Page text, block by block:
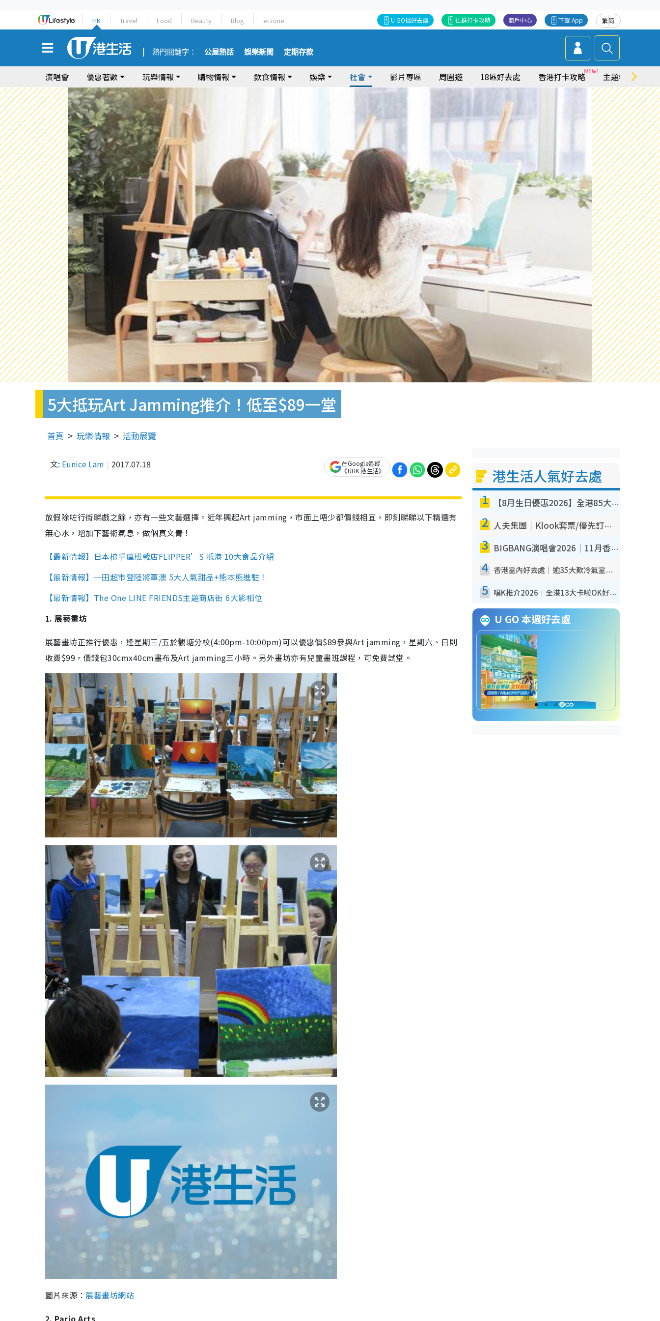
HK Travel Food Beauty Blog e-zone 繁简
下載 App
商戶中心
社群打卡攻略
U GO搵好去處
熱門關鍵字： 公屋熱話 娛樂新聞 定期存款
演唱會 優惠著數 玩樂情報 購物情報 飲食情報 娛樂 社會 影片專區 周圍遊 18區好去處 香港打卡攻略 主題特集
5大抵玩Art Jamming推介！低至$89一堂
首頁 玩樂情報 活動展覽
文: Eunice Lam 2017.07.18
在Google追蹤
《UHK 港生活》
放假除咗行街睇戲之餘，亦有一些文藝選擇。近年興起Art jamming，市面上唔少都價錢相宜，即刻睇睇以下精選有
無心水，增加下藝術氣息，做個真文青！
【最新情報】日本梳乎厘班戟店FLIPPER’S 抵港 10大食品介紹
【最新情報】一田超市登陸將軍澳 5大人氣甜品+熊本熊進駐！
【最新情報】The One LINE FRIENDS主題商店街 6大影相位
1. 展藝畫坊
展藝畫坊正推行優惠，逢星期三/五於觀塘分校(4:00pm-10:00pm)可以優惠價$89參與Art jamming，星期六、日則
收費$99，價錢包30cmx40cm畫布及Art jamming三小時。另外畫坊亦有兒童畫班課程，可免費試堂。
圖片來源： 展藝畫坊網站
港生活人氣好去處
1 【8月生日優惠2026】全港85大食買玩著數攻略 自助餐/火鍋放題同行免費＋誠品/DONKI送現金券
2 人夫集團｜Klook套票/優先訂票/公開發售搶飛攻略！附票價.購票連結.場地座位表
3 BIGBANG演唱會2026｜11月香港啟德開3場！實名制VIP申請、優先購票攻略
4 香港室內好去處｜逾35大歎冷氣室內好去處推介 室內活動免費避雨無懼落雨
5 唱K推介2026︱全港13大卡啦OK好去處！最平$36起 日文K都有！(附地址+收費詳情)
U GO 本週好去處